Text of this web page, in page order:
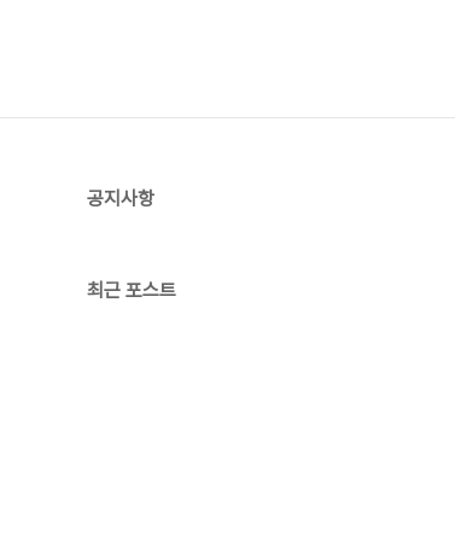
공지사항
최근 포스트